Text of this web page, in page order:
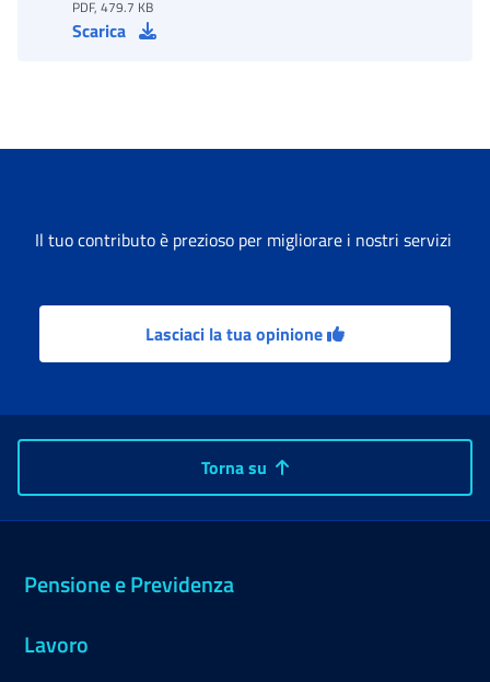
PDF, 479.7 KB
Scarica
Il tuo contributo è prezioso per migliorare i nostri servizi
Lasciaci la tua opinione
Torna su
Pensione e Previdenza
Lavoro